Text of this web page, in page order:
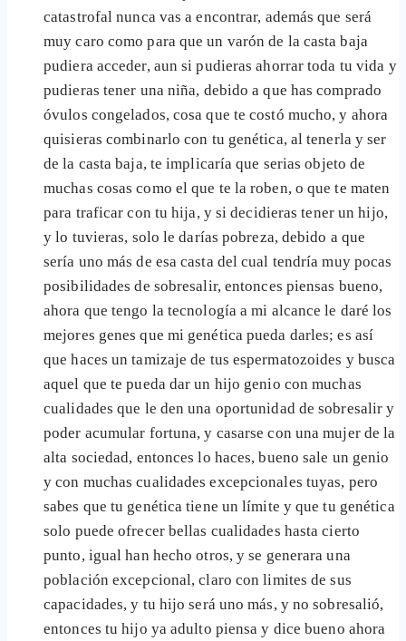
catastrofal nunca vas a encontrar, además que será
muy caro como para que un varón de la casta baja
pudiera acceder, aun si pudieras ahorrar toda tu vida y
pudieras tener una niña, debido a que has comprado
óvulos congelados, cosa que te costó mucho, y ahora
quisieras combinarlo con tu genética, al tenerla y ser
de la casta baja, te implicaría que serias objeto de
muchas cosas como el que te la roben, o que te maten
para traficar con tu hija, y si decidieras tener un hijo,
y lo tuvieras, solo le darías pobreza, debido a que
sería uno más de esa casta del cual tendría muy pocas
posibilidades de sobresalir, entonces piensas bueno,
ahora que tengo la tecnología a mi alcance le daré los
mejores genes que mi genética pueda darles; es así
que haces un tamizaje de tus espermatozoides y busca
aquel que te pueda dar un hijo genio con muchas
cualidades que le den una oportunidad de sobresalir y
poder acumular fortuna, y casarse con una mujer de la
alta sociedad, entonces lo haces, bueno sale un genio
y con muchas cualidades excepcionales tuyas, pero
sabes que tu genética tiene un límite y que tu genética
solo puede ofrecer bellas cualidades hasta cierto
punto, igual han hecho otros, y se generara una
población excepcional, claro con limites de sus
capacidades, y tu hijo será uno más, y no sobresalió,
entonces tu hijo ya adulto piensa y dice bueno ahora